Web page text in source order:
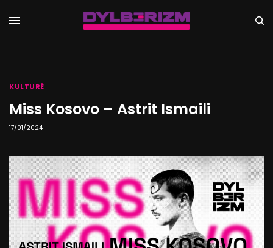
KULTURË
Miss Kosovo – Astrit Ismaili
17/01/2024